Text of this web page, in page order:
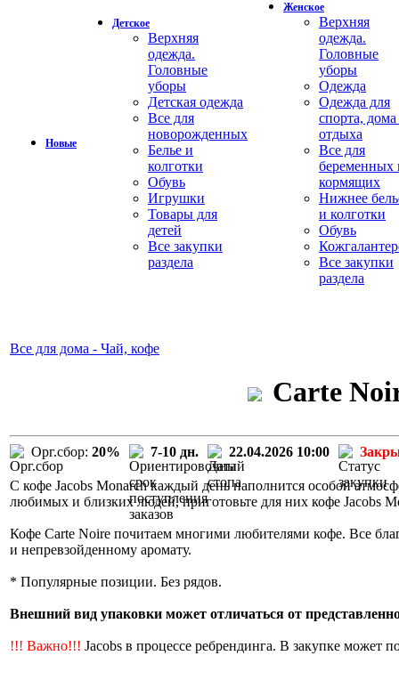
Новые
Детское
Верхняя
одежда.
Головные
уборы
Детская одежда
Все для
новорожденных
Белье и
колготки
Обувь
Игрушки
Товары для
детей
Все закупки
раздела
Женское
Верхняя
одежда.
Головные
уборы
Одежда
Одежда для
спорта,
отдыха
Все для
беременных
кормящих
Нижнее
и колготки
Обувь
Все закупки
раздела
Все для дома - Чай, кофе
Carte
Орг.сбор: 20% 7-10 дн. 22.04.2026 10:00
С кофе Jacobs Monarch каждый день наполнится особой
любимых и близких людей, приготовьте для них кофе Jacobs
Кофе Carte Noire почитаем многими любителями кофе. Все
и непревзойденному аромату.
* Популярные позиции. Без рядов.
Внешний вид упаковки может отличаться от
!!! Важно!!! Jacobs в процессе ребрендинга. В закупке может